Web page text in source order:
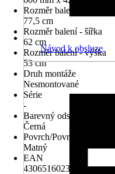
Rozměr balení - délka
77,5 cm
Rozměr balení - šířka
62 cm
Rozměr balení - výška
53 cm
Druh montáže
Nesmontované
Série
-
Barevný odstín
Černá
Povrch/Povrchová úprava
Matný
EAN
4306516023400
Návod k obsluze